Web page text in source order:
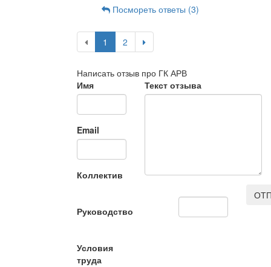
Посмореть ответы (3)
1 2
Написать отзыв про ГК АРВ
Имя
Email
Коллектив
Руководство
Условия
труда
Текст отзыва